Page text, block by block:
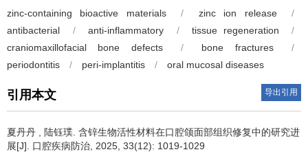
zinc-containing bioactive materials / zinc ion release
/
antibacterial
/ anti-inflammatory / tissue regeneration
/
craniomaxillofacial bone defects
/ bone fractures
/
periodontitis
/ peri-implantitis / oral mucosal diseases
引用本文 导出引用
夏丹丹 陆钰璞 含锌生物活性材料在口腔颌面部组织修复中的研究进
展[J]. 口腔疾病防治, 2025, 33(12): 1019-1029